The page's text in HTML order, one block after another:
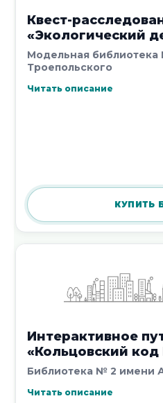
Квест-
«Экологический
Модельная
Троепольского
Читать описание
КУПИТЬ
Интерактивное
«Кольцовский
Библиотека № 2 имени
Читать описание